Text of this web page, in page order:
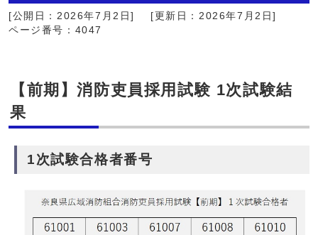
[公開日：2026年7月2日]
[更新日：2026年7月2日]
ページ番号：4047
【前期】消防吏員採用試験 1次試験結
果
1次試験合格者番号